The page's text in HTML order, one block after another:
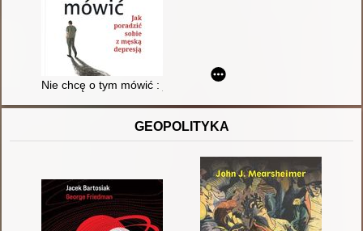
Nie chcę o tym mówić : jak poradzić sobie z męską depresją
GEOPOLITYKA